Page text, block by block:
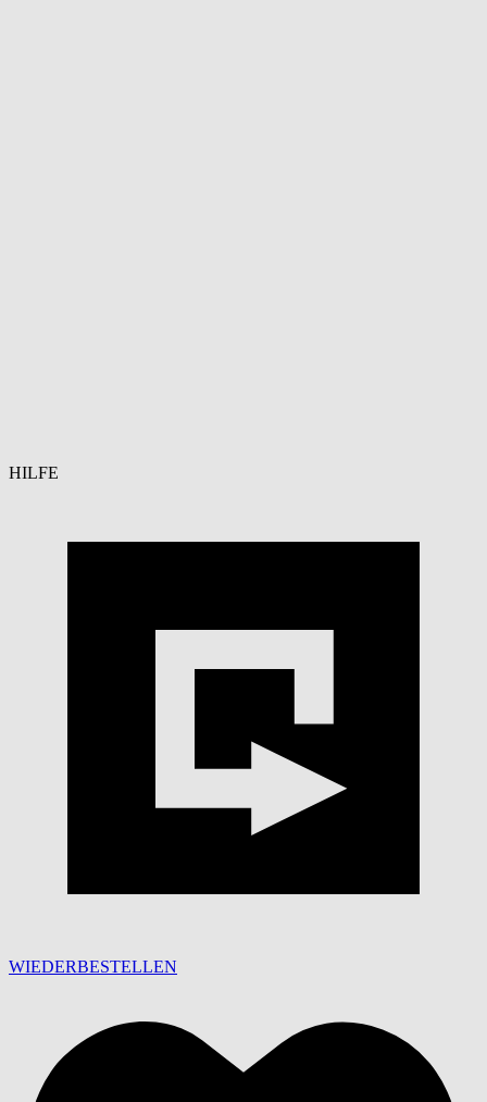
HILFE
WIEDERBESTELLEN